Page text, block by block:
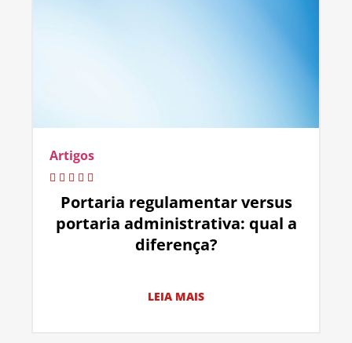
Artigos
Portaria regulamentar versus
portaria administrativa: qual a
diferença?
LEIA MAIS